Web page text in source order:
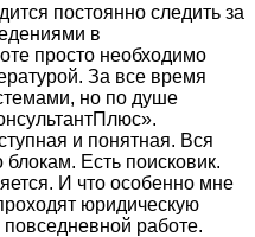
постоянно следить за
в
просто необходимо
За все время
но по душе
и понятная. Вся
Есть поисковик.
И что особенно мне
юридическую
работе.